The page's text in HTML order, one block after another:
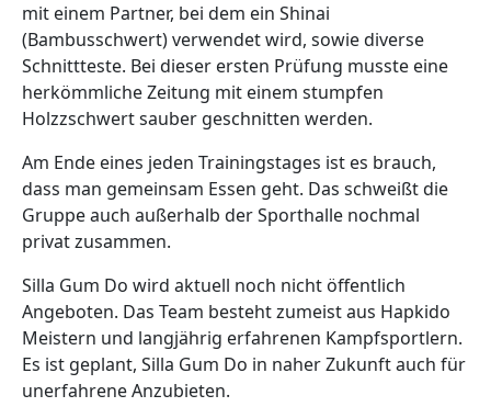
mit einem Partner, bei dem ein Shinai
(Bambusschwert) verwendet wird, sowie diverse
Schnittteste. Bei dieser ersten Prüfung musste eine
herkömmliche Zeitung mit einem stumpfen
Holzzschwert sauber geschnitten werden.
Am Ende eines jeden Trainingstages ist es brauch,
dass man gemeinsam Essen geht. Das schweißt die
Gruppe auch außerhalb der Sporthalle nochmal
privat zusammen.
Silla Gum Do wird aktuell noch nicht öffentlich
Angeboten. Das Team besteht zumeist aus Hapkido
Meistern und langjährig erfahrenen Kampfsportlern.
Es ist geplant, Silla Gum Do in naher Zukunft auch für
unerfahrene Anzubieten.